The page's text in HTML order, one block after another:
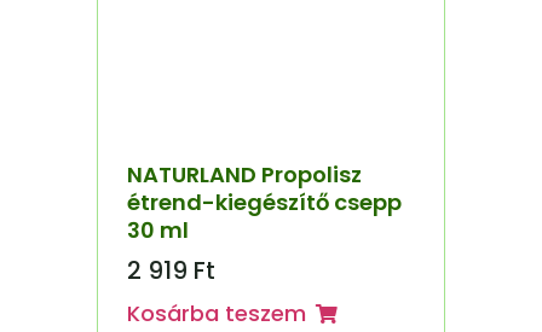
NATURLAND Propolisz
étrend-kiegészítő csepp
30 ml
2 919 Ft
Kosárba teszem